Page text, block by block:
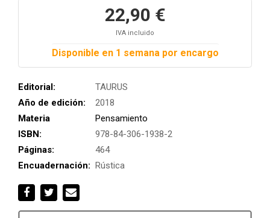
22,90 €
IVA incluido
Disponible en 1 semana por encargo
Editorial:
TAURUS
Año de edición:
2018
Materia
Pensamiento
ISBN:
978-84-306-1938-2
Páginas:
464
Encuadernación: Rústica